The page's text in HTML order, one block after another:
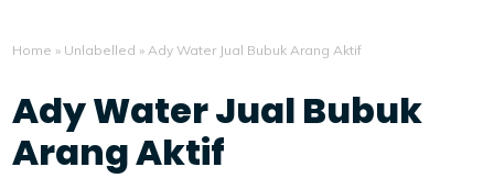
Home » Unlabelled » Ady Water Jual Bubuk Arang Aktif
Ady Water Jual Bubuk
Arang Aktif